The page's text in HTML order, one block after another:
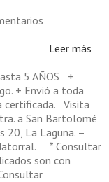
Leer más
5 AÑOS +
+ Envió a toda
certificada. Visita
a San Bartolomé
20, La Laguna. –
* Consultar
son con